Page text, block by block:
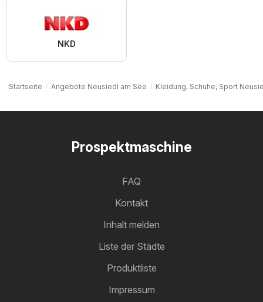
NKD
Startseite Angebote Neusiedl am See Kleidung, Schuhe, Sport
Prospektmaschine
FAQ
Kontakt
Inhalt melden
Liste der Städte
Produktliste
Impressum